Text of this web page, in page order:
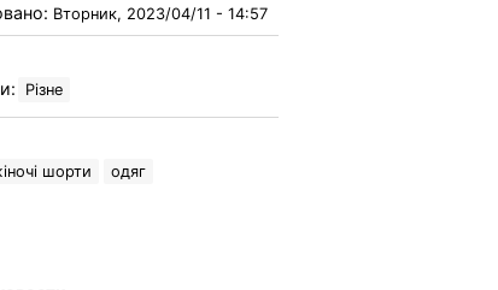
Вторник, 2023/04/11 - 14:57
Різне
шорти одяг